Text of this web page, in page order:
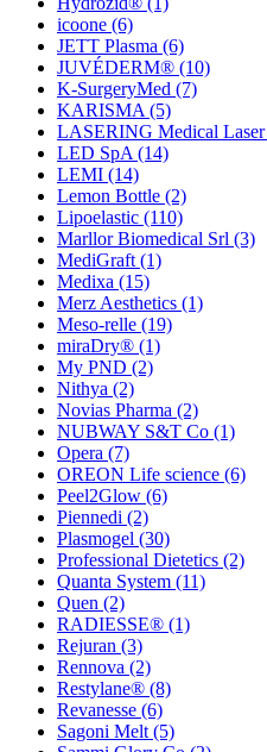
icoone (6)
JETT Plasma (6)
JUVÉDERM® (10)
K-SurgeryMed (7)
KARISMA (5)
LASERING Medical Laser
LED SpA (14)
LEMI (14)
Lemon Bottle (2)
Lipoelastic (110)
Marllor Biomedical Srl (3)
MediGraft (1)
Medixa (15)
Merz Aesthetics (1)
Meso-relle (19)
miraDry® (1)
My PND (2)
Nithya (2)
Novias Pharma (2)
NUBWAY S&T Co (1)
Opera (7)
OREON Life science (6)
Peel2Glow (6)
Piennedi (2)
Plasmogel (30)
Professional Dietetics (2)
Quanta System (11)
Quen (2)
RADIESSE® (1)
Rejuran (3)
Rennova (2)
Restylane® (8)
Revanesse (6)
Sagoni Melt (5)